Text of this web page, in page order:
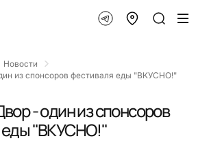
Новости
из спонсоров фестиваля еды "ВКУСНО!"
- один из спонсоров
еды "ВКУСНО!"